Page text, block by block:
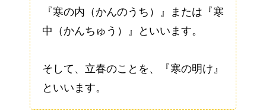
『寒の内（かんのうち）』または『寒
中（かんちゅう）』といいます。
そして、立春のことを、『寒の明け』
といいます。